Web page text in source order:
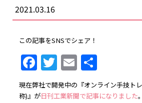
2021.03.16
この記事をSNSでシェア！
Facebook
Twitter
Email
有
現在弊社で開発中の『オンライン手技ト
称)』が日刊工業新聞で記事になりました